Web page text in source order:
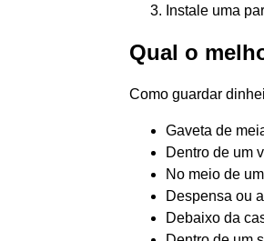
Instale uma
Qual o
Como guardar
Gaveta de
Dentro de um
No meio de
Despensa ou
Debaixo da